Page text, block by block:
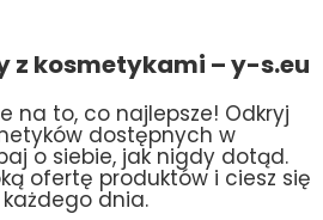
z kosmetykami – y-s.eu
na to, co najlepsze! Odkryj
dostępnych w
o siebie, jak nigdy dotąd.
ofertę produktów i ciesz się
dnia.